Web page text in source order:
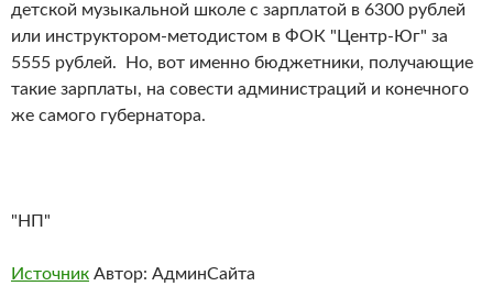
детской музыкальной школе с зарплатой в 6300 рублей
или инструктором-методистом в ФОК "Центр-Юг" за
5555 рублей. Но, вот именно бюджетники, получающие
такие зарплаты, на совести администраций и конечного
же самого губернатора.
"НП"
Источник Автор: АдминСайта